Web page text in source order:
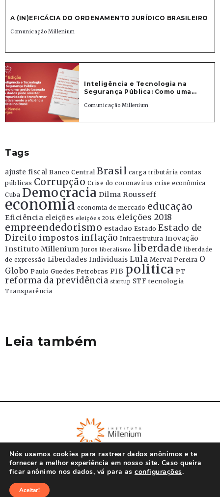
A (IN)EFICÁCIA DO ORDENAMENTO JURÍDICO BRASILEIRO
Comunicação Millenium
Inteligência e Tecnologia na
Segurança Pública: Como uma...
Comunicação Millenium
Tags
ajuste fiscal Banco Central Brasil carga tributária contas
públicas Corrupção Crise do coronavírus crise econômica
Cuba Democracia Dilma Rousseff
economia economia de mercado educação
Eficiência eleições eleições 2014 eleições 2018
empreendedorismo estadao Estado Estado de
Direito impostos inflação Infraestrutura Inovação
Instituto Millenium Juros liberalismo liberdade liberdade
de expressão Liberdades Individuais Lula Merval Pereira O
Globo Paulo Guedes Petrobras PIB politica PT
reforma da previdência startup STF tecnologia
Transparência
Leia também
Nós usamos cookies para rastrear dados anônimos e te
fornecer a melhor experiência em nosso site. Caso queira
ficar anônimo nos dados, vá para as configurações.
Aceitar!